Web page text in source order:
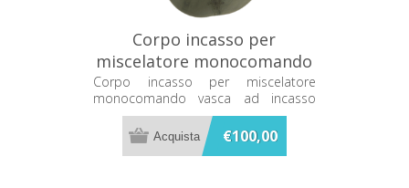
Corpo incasso per
miscelatore monocomando
vasca ad incasso Hansgrohe
- 31741180
Corpo incasso per miscelatore
monocomando vasca ad incasso
Hansgrohe - 31741180
€100,00